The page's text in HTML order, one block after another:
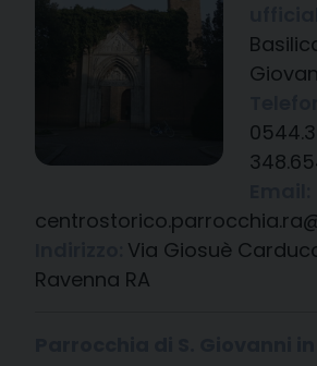
Via Giosuè
Ravenna RA